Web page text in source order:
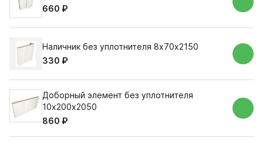
660 ₽
Наличник без уплотнителя 8х70х2150
330 ₽
Доборный элемент без уплотнителя
10х200х2050
860 ₽